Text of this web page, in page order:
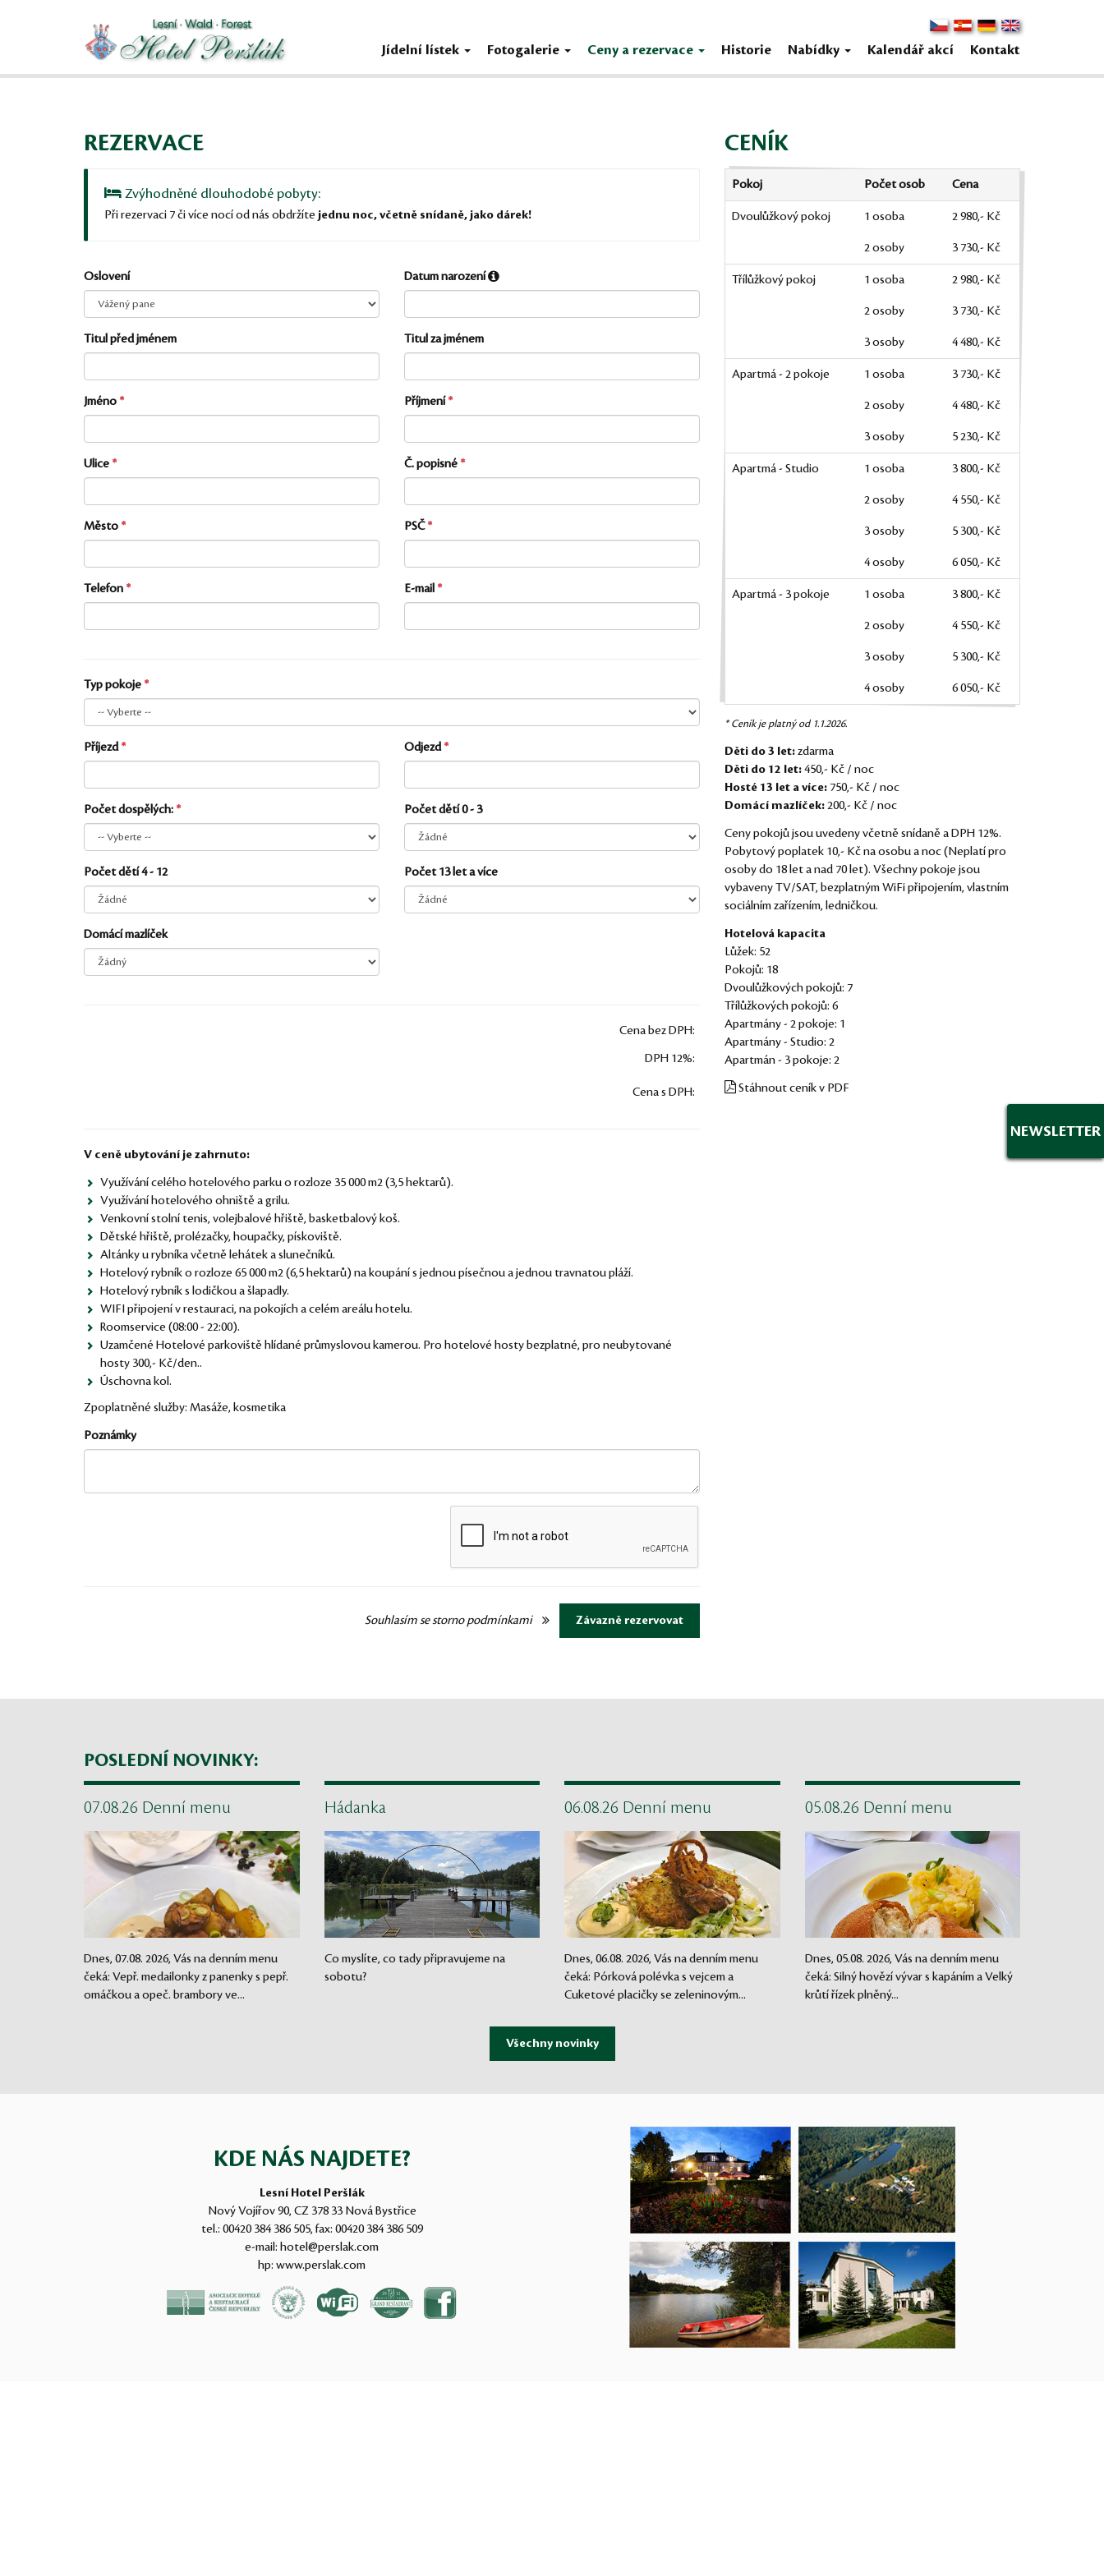
Jídelní lístek Fotogalerie Ceny a rezervace Historie Nabídky Kalendář akcí Kontakt
REZERVACE
Zvýhodněné dlouhodobé pobyty:
Při rezervaci 7 či více nocí od nás obdržíte jednu noc, včetně snídaně, jako dárek!
Oslovení Datum narození
Titul před jménem Titul za jménem
Jméno Příjmení
Ulice Č. popisné
Město PSČ
Telefon E-mail
Typ pokoje
Příjezd Odjezd
Počet dospělých: Počet dětí 0 - 3
Počet dětí 4 - 12 Počet 13 let a více
Domácí mazlíček
Cena bez DPH:
DPH 12%:
Cena s DPH:
V ceně ubytování je zahrnuto:
Využívání celého hotelového parku o rozloze 35 000 m2 (3,5 hektarů).
Využívání hotelového ohniště a grilu.
Venkovní stolní tenis, volejbalové hřiště, basketbalový koš.
Dětské hřiště, prolézačky, houpačky, pískoviště.
Altánky u rybníka včetně lehátek a slunečníků.
Hotelový rybník o rozloze 65 000 m2 (6,5 hektarů) na koupání s jednou písečnou a jednou travnatou pláží.
Hotelový rybník s lodičkou a šlapadly.
WIFI připojení v restauraci, na pokojích a celém areálu hotelu.
Roomservice (08:00 - 22:00).
Uzamčené Hotelové parkoviště hlídané průmyslovou kamerou. Pro hotelové hosty bezplatné, pro neubytované
hosty 300,- Kč/den..
Úschovna kol.
Zpoplatněné služby: Masáže, kosmetika
Poznámky
Souhlasím sestorno podmínkami Závazně rezervovat
CENÍK
Pokoj Počet osob Cena
Dvoulůžkový pokoj 1 osoba 2 980,- Kč
2 osoby 3 730,- Kč
Třílůžkový pokoj 1 osoba 2 980,- Kč
2 osoby 3 730,- Kč
3 osoby 4 480,- Kč
Apartmá - 2 pokoje 1 osoba 3 730,- Kč
2 osoby 4 480,- Kč
3 osoby 5 230,- Kč
Apartmá - Studio 1 osoba 3 800,- Kč
2 osoby 4 550,- Kč
3 osoby 5 300,- Kč
4 osoby 6 050,- Kč
Apartmá - 3 pokoje 1 osoba 3 800,- Kč
2 osoby 4 550,- Kč
3 osoby 5 300,- Kč
4 osoby 6 050,- Kč
* Ceník je platný od 1.1.2026.
Děti do 3 let:zdarma
Děti do 12 let:450,- Kč / noc
Hosté 13 let a více: 750,- Kč / noc
Domácí mazlíček:200,- Kč / noc
Ceny pokojů jsou uvedeny včetně snídaně a DPH 12%.
Pobytový poplatek 10,- Kč na osobu a noc (Neplatí pro
osoby do 18 let a nad 70 let). Všechny pokoje jsou
vybaveny TV/SAT, bezplatným WiFi připojením, vlastním
sociálním zařízením, ledničkou.
Hotelová kapacita
Lůžek: 52
Pokojů: 18
Dvoulůžkových pokojů: 7
Třílůžkových pokojů: 6
Apartmány - 2 pokoje: 1
Apartmány - Studio: 2
Apartmán - 3 pokoje: 2
Stáhnout ceník v PDF
POSLEDNÍ NOVINKY:
07.08.26 Denní menu
Dnes, 07.08. 2026, Vás na denním menu
čeká: Vepř. medailonky z panenky s pepř.
omáčkou a opeč. brambory ve...
Hádanka
Co myslíte, co tady připravujeme na
sobotu?
06.08.26 Denní menu
Dnes, 06.08. 2026, Vás na denním menu
čeká: Pórková polévka s vejcem a
Cuketové placičky se zeleninovým...
05.08.26 Denní menu
Dnes, 05.08. 2026, Vás na denním menu
čeká: Silný hovězí vývar s kapáním a Velký
krůtí řízek plněný...
KDE NÁS NAJDETE?
Lesní Hotel Peršlák
Nový Vojířov 90, CZ 378 33 Nová Bystřice
tel.: 00420 384 386 505, fax: 00420 384 386 509
e-mail: hotel@perslak.com
hp: www.perslak.com
NEWSLETTER